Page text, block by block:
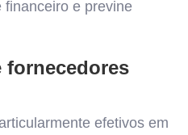
financeiro e previne
fornecedores
efetivos em